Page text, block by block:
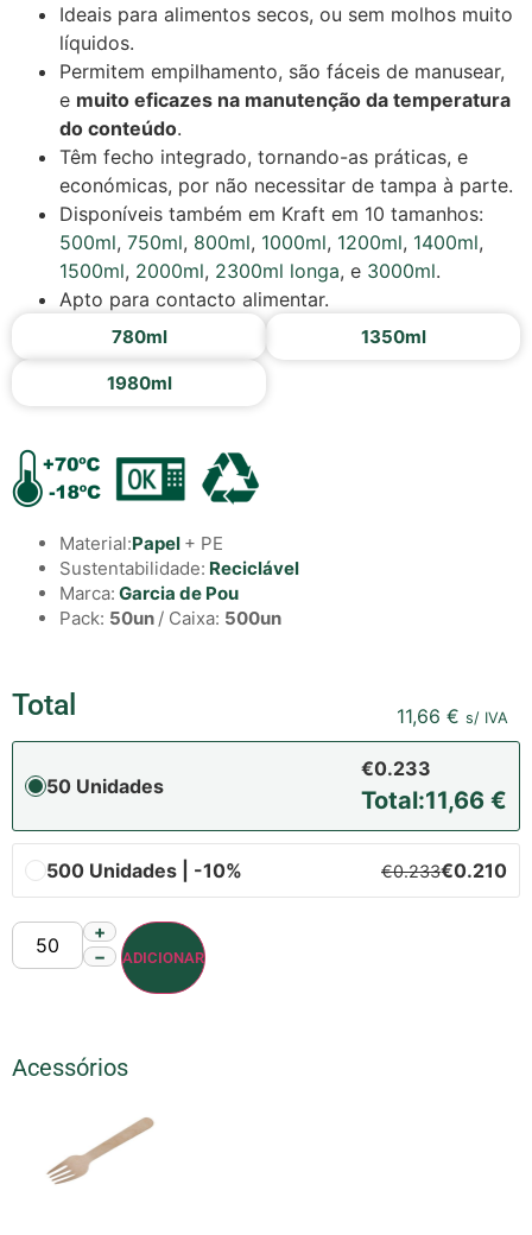
Ideais para alimentos secos, ou sem molhos muito
líquidos.
Permitem empilhamento, são fáceis de manusear,
e muito eficazes na manutenção da temperatura
do conteúdo.
Têm fecho integrado, tornando-as práticas, e
económicas, por não necessitar de tampa à parte.
Disponíveis também em Kraft em 10 tamanhos:
500ml, 750ml, 800ml, 1000ml, 1200ml, 1400ml,
1500ml, 2000ml, 2300ml longa, e 3000ml.
Apto para contacto alimentar.
780ml 1350ml
1980ml
Material:Papel + PE
Sustentabilidade: Reciclável
Marca: Garcia de Pou
Pack: 50un / Caixa: 500un
Total 11,66 € s/ IVA
50 Unidades
€0.233
Total:11,66 €
500 Unidades | -10% €0.233€0.210
+
−
ADICIONAR
Acessórios